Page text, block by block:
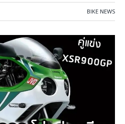
BIKE NEWS